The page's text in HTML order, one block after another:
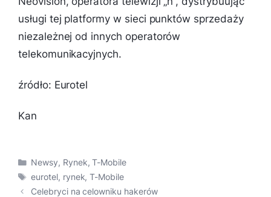
usługi tej platformy w sieci punktów sprzedaży
niezależnej od innych operatorów
telekomunikacyjnych.
źródło: Eurotel
Kan
Kategorie
Newsy, Rynek,T-Mobile
Tagi
eurotel, rynek,T-Mobile
Celebryci na celowniku hakerów